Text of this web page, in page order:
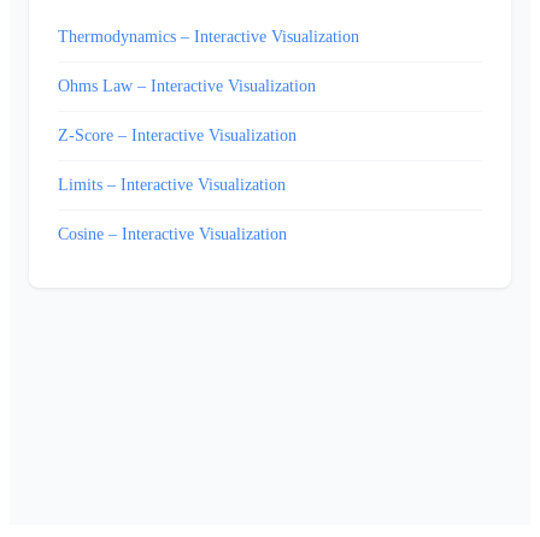
Thermodynamics – Interactive Visualization
Ohms Law – Interactive Visualization
Z-Score – Interactive Visualization
Limits – Interactive Visualization
Cosine – Interactive Visualization